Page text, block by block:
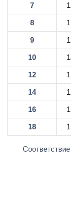
7
8
9
10
12
14
16
18